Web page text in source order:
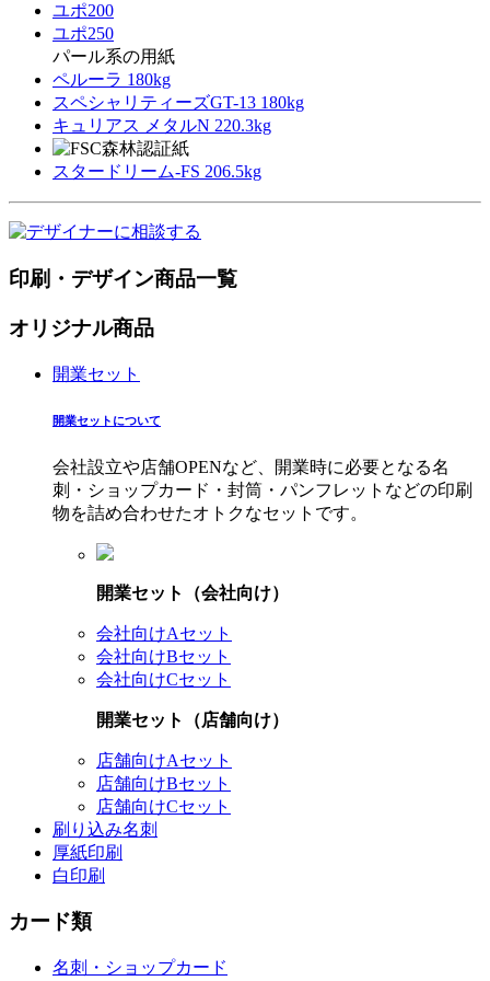
ユポ200
ユポ250
パール系の用紙
ペルーラ 180kg
スペシャリティーズGT-13 180kg
キュリアス メタルN 220.3kg
スタードリーム-FS 206.5kg
印刷・デザイン商品一覧
オリジナル商品
開業セット
開業セットについて
会社設立や店舗OPENなど、開業時に必要となる名
刺・ショップカード・封筒・パンフレットなどの印刷
物を詰め合わせたオトクなセットです。
開業セット（会社向け）
会社向けAセット
会社向けBセット
会社向けCセット
開業セット（店舗向け）
店舗向けAセット
店舗向けBセット
店舗向けCセット
刷り込み名刺
厚紙印刷
白印刷
カード類
名刺・ショップカード